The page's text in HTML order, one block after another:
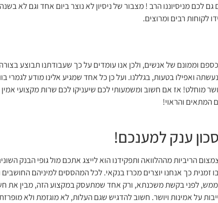
גם לכם מניסיוננו הרב ! מצבור של ניסיון לא נוצר ביום אחד וגם לא
לקוחות רבים ומרוצים.
וממונם של אנשים, ולכן אנו עומדים על כך שעבודתנו תבוצע
ואפילו בטעות, בגללנו. ועל כן כל אחד שמגיע אלינו מודע לגמרי
מוחלט! אז אם חשוב ומשמעותי לכם שיעניקו לכם שרות מקצועי
המתאים והראוי!
ענק למענכם!
הריביות מההלוואה ותפקידנו הוא לייצג אתכם מול גופי הבנק
זמנית כך אנחנו יוצרים מכרז בנקאי. לכל המהססים למיניהם
לפני בקשת משכנתא, ורק אחד שמתעסק במקצוע הזה, מבין את
על אמינות ויושר. חשוב להדגיש שגם העלות, לא מוגזמת ולא